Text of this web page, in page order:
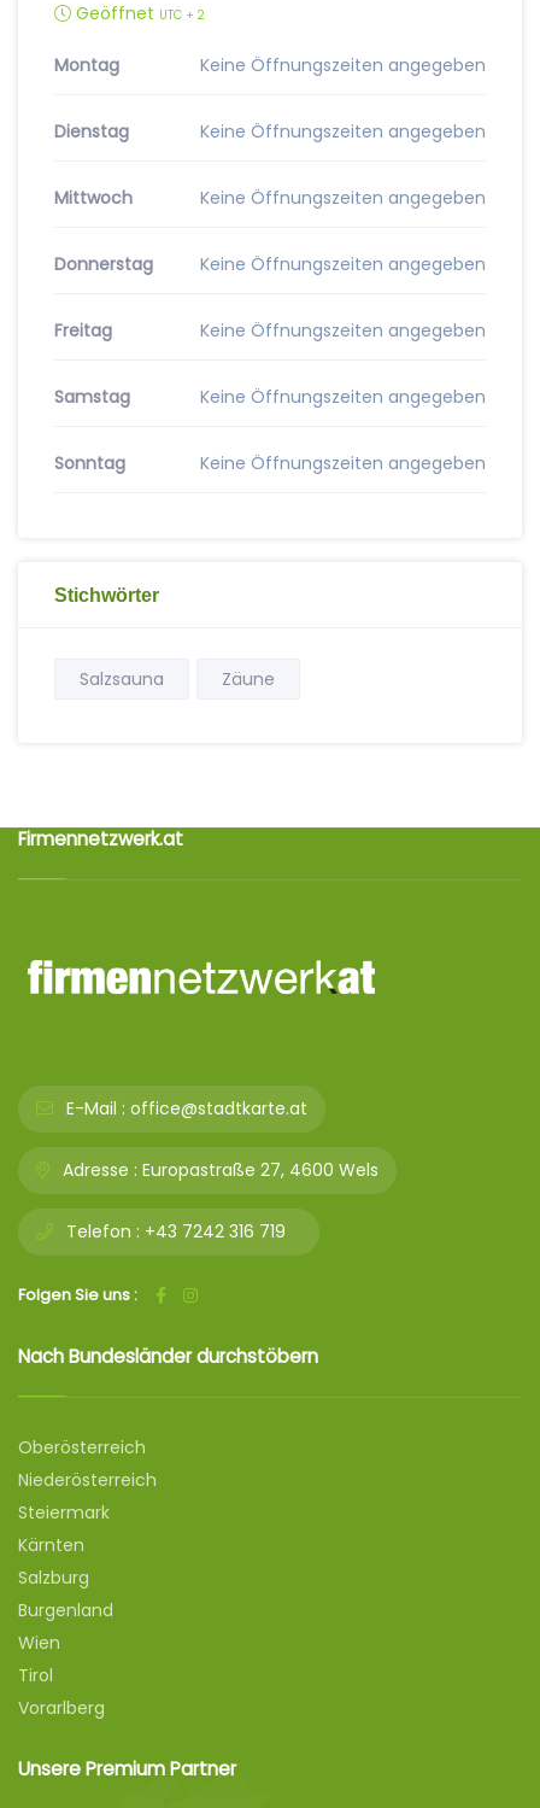
Geöffnet UTC + 2
Montag Keine Öffnungszeiten angegeben
Dienstag Keine Öffnungszeiten angegeben
Mittwoch Keine Öffnungszeiten angegeben
Donnerstag Keine Öffnungszeiten angegeben
Freitag Keine Öffnungszeiten angegeben
Samstag Keine Öffnungszeiten angegeben
Sonntag Keine Öffnungszeiten angegeben
Stichwörter
Salzsauna Zäune
Firmennetzwerk.at
E-Mail : office@stadtkarte.at
Adresse : Europastraße 27, 4600 Wels
Telefon : +43 7242 316 719
Folgen Sie uns :
Nach Bundesländer durchstöbern
Oberösterreich
Niederösterreich
Steiermark
Kärnten
Salzburg
Burgenland
Wien
Tirol
Vorarlberg
Unsere Premium Partner